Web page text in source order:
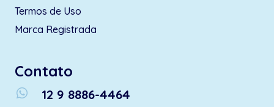
Termos de Uso
Marca Registrada
Contato
whatsapp
12 9 8886-4464